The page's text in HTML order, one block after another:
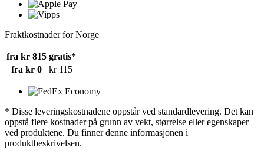
Fraktkostnader for Norge
fra kr 815 gratis*
fra kr 0
kr 115
* Disse leveringskostnadene oppstår ved standardlevering. Det kan
oppstå flere kostnader på grunn av vekt, størrelse eller egenskaper
ved produktene. Du finner denne informasjonen i
produktbeskrivelsen.